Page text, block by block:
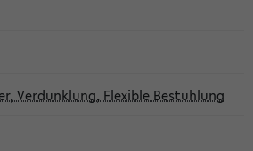
Verdunklung, Flexible Bestuhlung